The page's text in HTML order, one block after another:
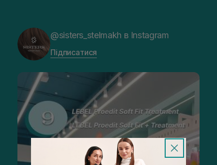
@sisters_stelmakh в Instagram
Підписатися